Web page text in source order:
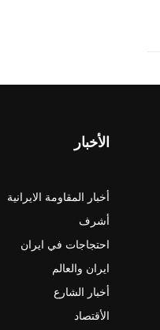
الأخبار
أخبار المقاومة الايرانية
أشرف
احتجاجات في ايران
ايران والعالم
أخبار الشارع
الأقتصاد